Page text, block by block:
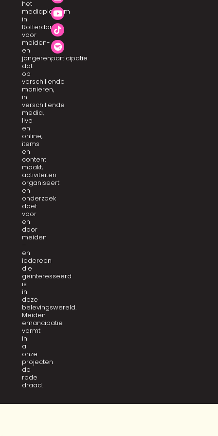
het
mediaplatform
in
Rotterdam
voor
meiden-
en
jongerenparticipatie
dat
op
verschillende
manieren,
in
verschillende
media,
live
en
online,
items
en
content
maakt,
activiteiten
organiseert
en
onderzoek
doet
voor
en
door
meiden
–
en
iedereen
die
geïnteresseerd
is
in
deze
belevingswereld.
Meiden
emancipatie
vormt
in
al
onze
projecten
de
rode
draad.